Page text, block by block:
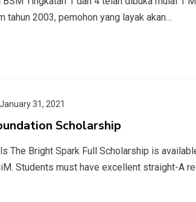
tahun 2003, pemohon yang layak akan…
January 31, 2021
Scholarship
The Bright Spark Full Scholarship is
Students must have excellent straight-A